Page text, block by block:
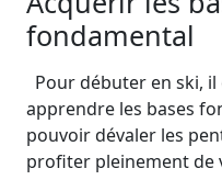
fondamental
Pour débuter en ski, il
apprendre les bases
pouvoir dévaler les
profiter pleinement de